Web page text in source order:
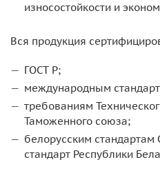
износостойкости и
Вся продукция
ГОСТ Р;
международным
требованиям
Таможенного союза;
белорусским стандартам
стандарт Республики